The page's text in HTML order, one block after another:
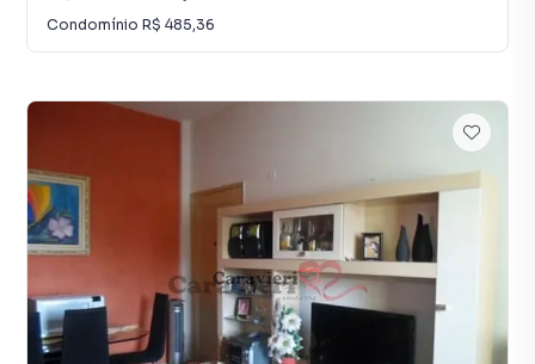
Condomínio R$ 485,36